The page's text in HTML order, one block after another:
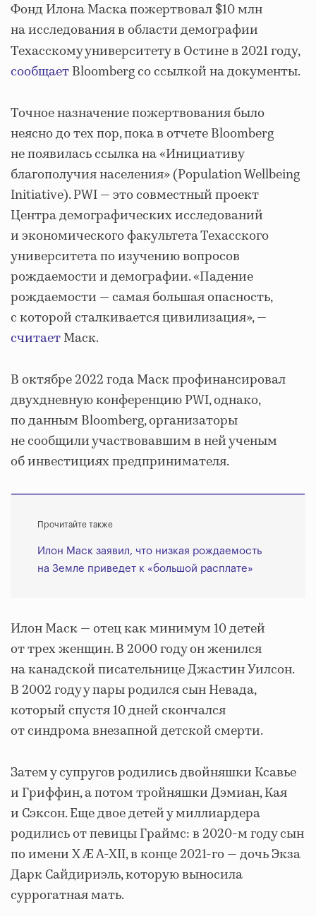
Фонд Илона Маска пожертвовал $10 млн
на исследования в области демографии
Техасскому университету в Остине в2021 году,
сообщаетBloomberg со ссылкой на документы.
Точное назначение пожертвования было
неясно до тех пор, пока в отчете Bloomberg
не появилась ссылка на «Инициативу
благополучия населения» (Population Wellbeing
Initiative). PWI — это совместный проект
Центра демографических исследований
и экономического факультета Техасского
университета по изучению вопросов
рождаемости и демографии. «Падение
рождаемости — самая большая опасность,
с которой сталкивается цивилизация», —
считаетМаск.
В октябре 2022 года Маск профинансировал
двухдневную конференцию PWI, однако,
по данным Bloomberg, организаторы
не сообщили участвовавшим в ней ученым
об инвестициях предпринимателя.
Прочитайте также
Илон Маск заявил, что низкая рождаемость
на Земле приведет к «большой расплате»
Илон Маск — отец как минимум 10 детей
от трех женщин. В 2000 году он женился
на канадской писательнице Джастин Уилсон.
В 2002 году у пары родился сын Невада,
который спустя 10 дней скончался
от синдрома внезапной детской смерти.
Затем у супругов родились двойняшки Ксавье
и Гриффин, а потом тройняшки Дэмиан, Кая
и Сэксон. Еще двое детей у миллиардера
родились от певицы Граймс: в 2020-м году сын
по имени X Æ A-XII, в конце 2021-го — дочь Экза
Дарк Сайдириэль, которую выносила
суррогатная мать.